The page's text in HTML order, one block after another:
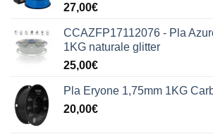
27,00€
CCAZFP17112076 - Pla
1KG naturale glitter
25,00€
Pla Eryone 1,75mm 1KG
20,00€